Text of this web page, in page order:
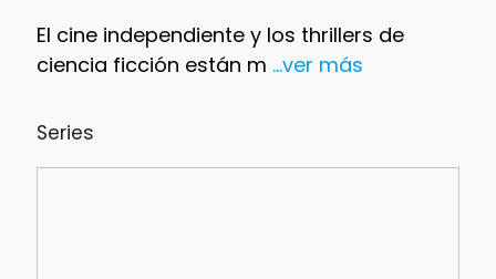
El cine independiente y los thrillers de
ciencia ficción están m ...ver más
Series